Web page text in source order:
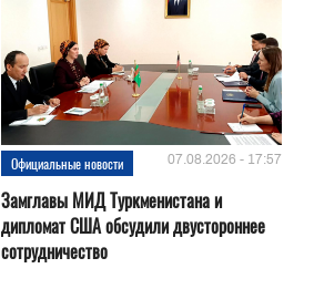
Официальные новости 07.08.2026 - 17:57
Замглавы МИД Туркменистана и
дипломат США обсудили двустороннее
сотрудничество